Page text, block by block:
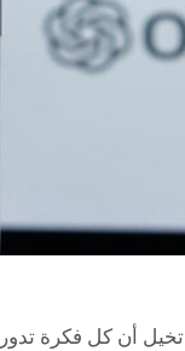
تخيل أن كل فكرة